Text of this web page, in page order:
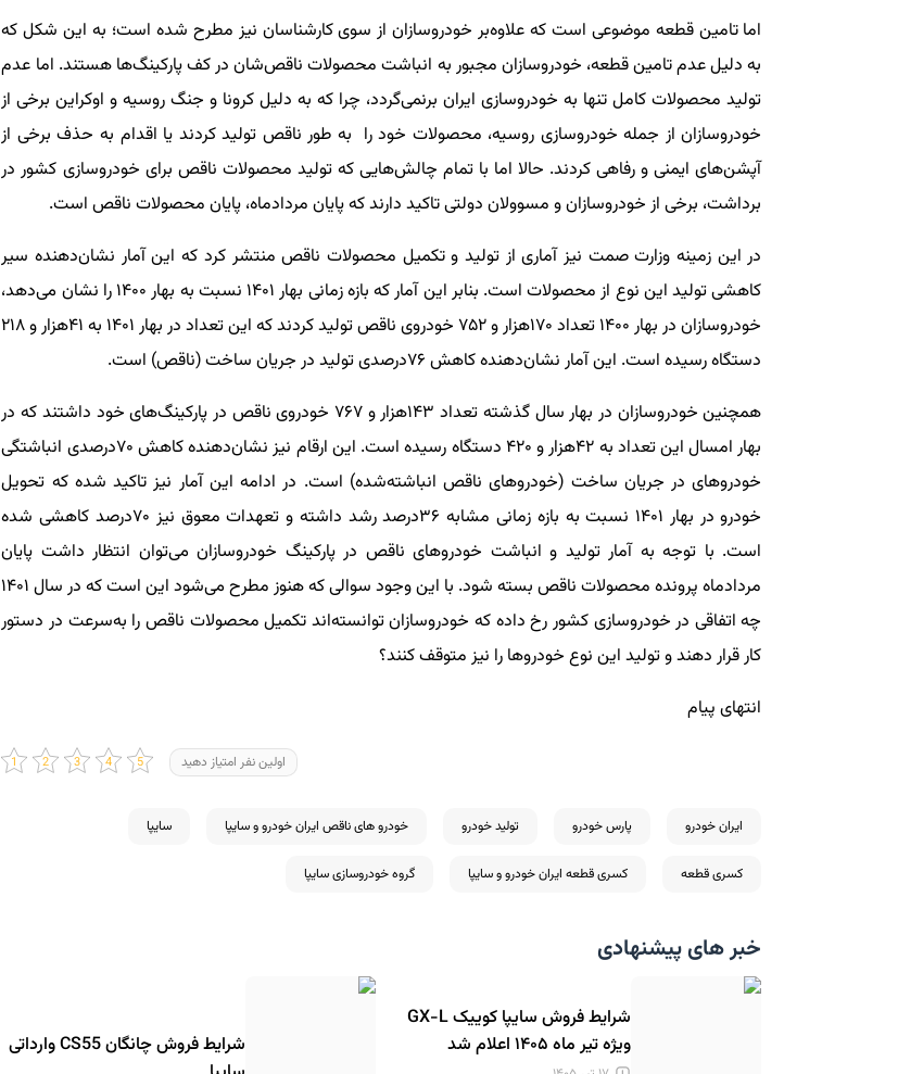
اما تامین قطعه موضوعی است که علاوه‌بر خودروسازان از سوی کارشناسان نیز مطرح شده است؛ به این شکل که
به دلیل عدم تامین قطعه، خودروسازان مجبور به انباشت محصولات ناقص‌شان در کف پارکینگ‌ها هستند. اما عدم
تولید محصولات کامل تنها به خودروسازی ایران برنمی‌گردد، چرا که به دلیل کرونا و جنگ روسیه و اوکراین برخی از
خودروسازان از جمله خودروسازی روسیه، محصولات خود را به طور ناقص تولید کردند یا اقدام به حذف برخی از
آپشن‌های ایمنی و رفاهی کردند. حالا اما با تمام چالش‌هایی که تولید محصولات ناقص برای خودروسازی کشور در
برداشت، برخی از خودروسازان و مسوولان دولتی تاکید دارند که پایان مردادماه‌، پایان محصولات ناقص است.
در این زمینه وزارت صمت نیز آماری از تولید و تکمیل محصولات ناقص منتشر کرد که این آمار نشان‌دهنده سیر
کاهشی تولید این نوع از محصولات است. بنا‌بر این آمار که بازه زمانی بهار ۱۴۰۱ نسبت به بهار ۱۴۰۰ را نشان می‌دهد،
خودروسازان در بهار ۱۴۰۰ تعداد ۱۷۰هزار و ۷۵۲ خودروی ناقص تولید کردند که این تعداد در بهار ۱۴۰۱ به ۴۱هزار و ۲۱۸
دستگاه رسیده است. این آمار نشان‌دهنده کاهش ۷۶درصدی تولید در جریان ساخت (ناقص) است.
همچنین خودروسازان در بهار سال گذشته تعداد ۱۴۳هزار و ۷۶۷ خودروی ناقص در پارکینگ‌های خود داشتند که در
بهار امسال این تعداد به ۴۲هزار و ۴۲۰ دستگاه رسیده است. این ارقام نیز نشان‌دهنده کاهش ۷۰‌درصدی انباشتگی
خودروهای در جریان ساخت (خودروهای ناقص انباشته‌شده‌) است. در ادامه این آمار نیز تاکید شده که تحویل
خودرو در بهار ۱۴۰۱ نسبت به بازه زمانی مشابه ۳۶درصد رشد داشته و تعهدات معوق نیز ۷۰درصد کاهشی شده
است. با توجه به آمار تولید و انباشت خودروهای ناقص در پارکینگ خودروسازان می‌توان انتظار داشت پایان
مردادماه پرونده محصولات ناقص بسته شود. با این وجود سوالی که هنوز مطرح می‌شود این است که در سال ۱۴۰۱
چه اتفاقی در خودروسازی کشور رخ داده که خودروسازان توانسته‌اند تکمیل محصولات ناقص را به‌سرعت در دستور
کار قرار دهند و تولید این نوع خودروها را نیز متوقف کنند؟
انتهای پیام
اولین نفر امتیاز دهید
ایران خودرو پارس خودرو تولید خودرو خودرو های ناقص ایران خودرو و سایپا سایپا
کسری قطعه کسری قطعه ایران خودرو و سایپا گروه خودروسازی سایپا
خبر های پیشنهادی
شرایط فروش سایپا کوییک GX-L
ویژه تیر ماه ۱۴۰۵ اعلام شد
شرایط فروش چانگان CS55 وارداتی